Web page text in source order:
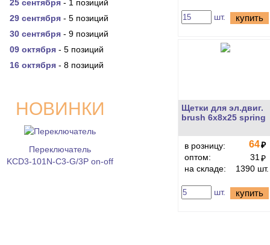
25 сентября - 1 позиций
29 сентября - 5 позиций
30 сентября - 9 позиций
09 октября - 5 позиций
16 октября - 8 позиций
НОВИНКИ
Переключатель
KCD3-101N-C3-G/3P on-off
шт. купить
Щетки для эл.двиг.
brush 6x8x25 spring
в розницу: 64₽
оптом:
31 ₽
на складе:
1390 шт.
шт. купить